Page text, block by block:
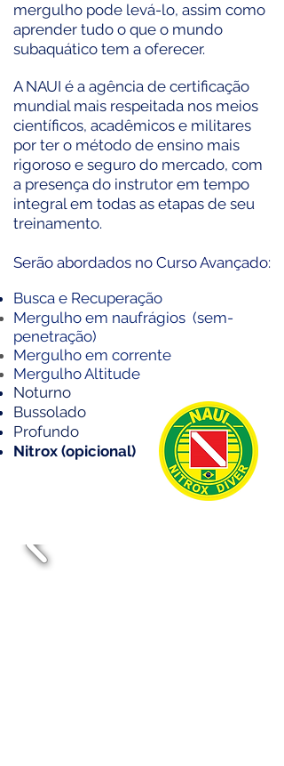
mergulho pode levá-lo, assim como
aprender tudo o que o mundo
subaquático tem a oferecer.
A NAUI é a agência de certificação
mundial mais respeitada nos meios
científicos, acadêmicos e militares
por ter o método de ensino mais
rigoroso e seguro do mercado, com
a presença do instrutor em tempo
integral em todas as etapas de seu
treinamento.
Serão abordados no Curso Avançado:
Busca e Recuperação
Mergulho em naufrágios (sem-
penetração)
Mergulho em corrente
Mergulho Altitude
Noturno
Bussolado
Profundo
Nitrox (opicional)